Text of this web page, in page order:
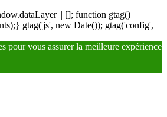
|| []; function gtag()
gtag('js', new Date()); gtag('config',
pour vous assurer la meilleure expérience